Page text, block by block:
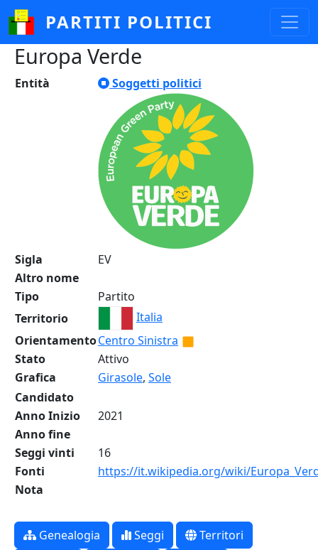
Salta al contenuto principale
PARTITI POLITICI
Europa Verde
Entità Soggetti politici
Sigla
EV
Altro nome
Tipo
Partito
Territorio
Italia
OrientamentoCentro Sinistra
Stato
Attivo
Grafica
Girasole, Sole
Candidato
Anno Inizio
2021
Anno fine
Seggi vinti
16
Fonti
https://it.wikipedia.org/wiki/
Nota
Genealogia Seggi
Territori